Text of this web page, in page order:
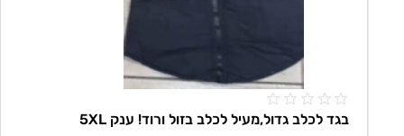
בגד לכלב גדול,מעיל לכלב בזול ורוד! ענק 5XL